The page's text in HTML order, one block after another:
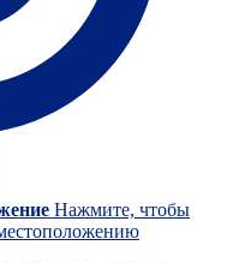
Нажмите, чтобы